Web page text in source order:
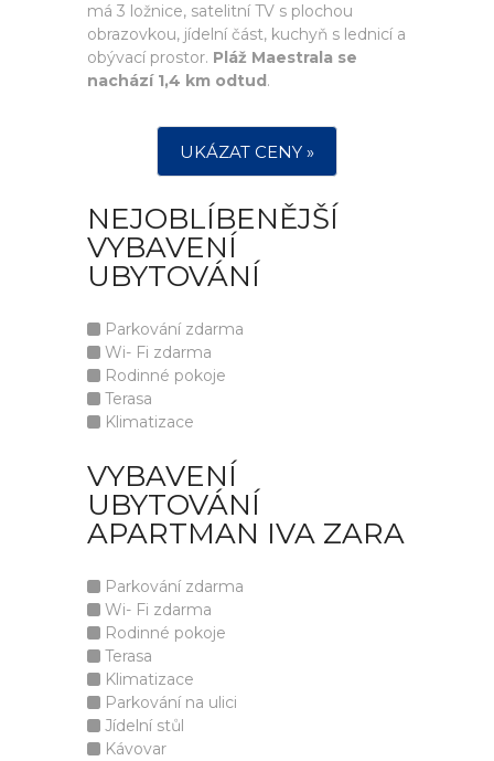
má 3 ložnice, satelitní TV s plochou
obrazovkou, jídelní část, kuchyň s lednicí a
obývací prostor. Pláž Maestrala se
nachází 1,4 km odtud.
UKÁZAT CENY »
NEJOBLÍBENĚJŠÍ
VYBAVENÍ
UBYTOVÁNÍ
Parkování zdarma
Wi- Fi zdarma
Rodinné pokoje
Terasa
Klimatizace
VYBAVENÍ
UBYTOVÁNÍ
APARTMAN IVA ZARA
Parkování zdarma
Wi- Fi zdarma
Rodinné pokoje
Terasa
Klimatizace
Parkování na ulici
Jídelní stůl
Kávovar